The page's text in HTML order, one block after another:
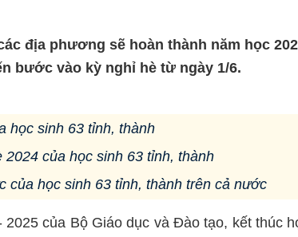
địa phương sẽ hoàn thành năm học
bước vào kỳ nghỉ hè từ ngày 1/6.
học sinh 63 tỉnh, thành
của học sinh 63 tỉnh, thành
của học sinh 63 tỉnh, thành trên cả nước
2025 của Bộ Giáo dục và Đào tạo, kết thúc